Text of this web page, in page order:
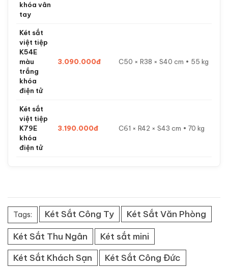
khóa vân
tay
Két sắt
việt tiệp
K54E
màu
trắng
khóa
điện tử
3.090.000đ C50 × R38 × S40 cm • 55 kg
Két sắt
việt tiệp
K79E
khóa
điện tử
3.190.000đ C61 × R42 × S43 cm • 70 kg
Tags: Két Sắt Công Ty
Két Sắt Văn Phòng
Két Sắt Thu Ngân
Két sắt mini
Két Sắt Khách Sạn
Két Sắt Công Đức